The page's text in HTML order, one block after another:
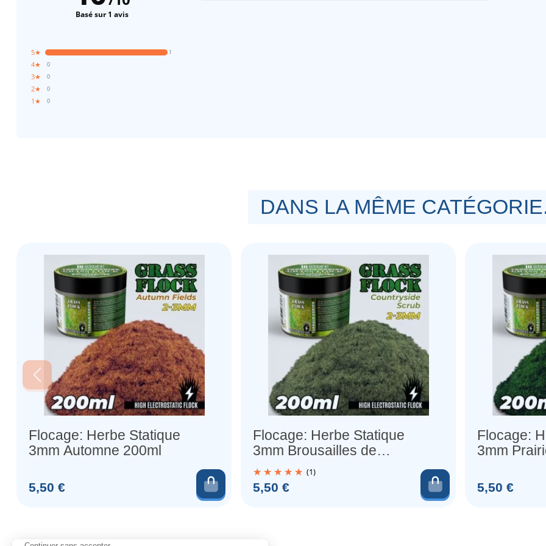
0
1★
0
2★
0
3★
0
4★
1
5★
Basé sur 1 avis
DANS LA MÊME
Flocage: Herbe Statique
3mm Automne 200ml
Prix
5,50 € Ajouter au panier
Flocage: Herbe Statique
3mm Brousailles de
Campagne 200ml
(1)
Prix
5,50 € Ajouter au
Flocage:
3mm
Prix
5,50 €